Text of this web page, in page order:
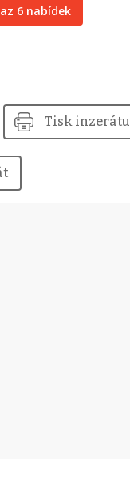
6 nabídek
Tisk inzerátu